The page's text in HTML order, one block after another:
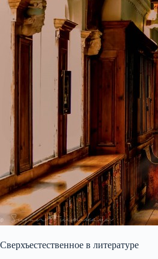
Сверхъестественное в литературе